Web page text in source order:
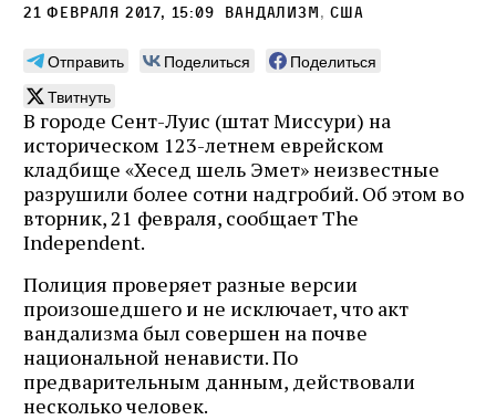
21 февраля 2017, 15:09 вандализм,сша
Отправить Поделиться
Поделиться
Твитнуть
В городе Сент-Луис (штат Миссури) на
историческом 123-летнем еврейском
кладбище «Хесед шель Эмет» неизвестные
разрушили более сотни надгробий. Об этом во
вторник, 21 февраля, сообщает The
Independent.
Полиция проверяет разные версии
произошедшего и не исключает, что акт
вандализма был совершен на почве
национальной ненависти. По
предварительным данным, действовали
несколько человек.